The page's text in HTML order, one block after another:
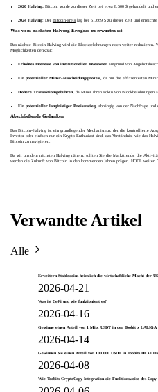
2020 Halving:Bitcoin wurde zu dieser Zeit bei etwa 8.500 $ gehandelt und
2024 Halving: Der Bitcoin-Preislag bei 51.669 $ zu dieser Zeit und
Was vom nächsten Halving-Ereignis zu erwarten ist
Das nächste Bitcoin-Halving wird die Blockbelohnungen noch weiter reduzieren.
Möglichkeiten denkbar:
Erhöhtes Interesse von institutionellen Investorenaufgrund von
Ein potenzieller Miner-Ausscheidungsprozess, da nur die effizientesten
Höhere Transaktionsgebühren, da Miner ihren Fokus von Blockbelohnungen
Ein potenzieller langfristiger Preisanstieg, abhängig von der Nachfrage und
Abschließende Gedanken
Das Bitcoin-Halving ist ein grundlegender Mechanismus, der die kontrollierte
Investor oder einfach nur ein Krypto-Enthusiast sind, das Verständnis, wie das
Bitcoin zu navigieren.
Da wir uns dem nächsten Halving nähern, sollten Sie die Markttrends, die
werden die Zukunft von Bitcoin in den kommenden Jahren prägen. HODL weiter,
Verwandte Artikel
Alle
Erweitern Stablecoins heimlich die wirtschaftliche Macht der
2026-04-21
Was ist CeFi und wie funktioniert es?
2026-04-16
Gewinne einen Anteil von 1 Mio. USDT in der Toobit x LALIGA
2026-04-14
Gewinnen Sie einen Anteil von 100.000 USDT in Toobits DEX+
2026-04-08
Wie Toobits CryptoCopy-Integration die Funktionsweise des